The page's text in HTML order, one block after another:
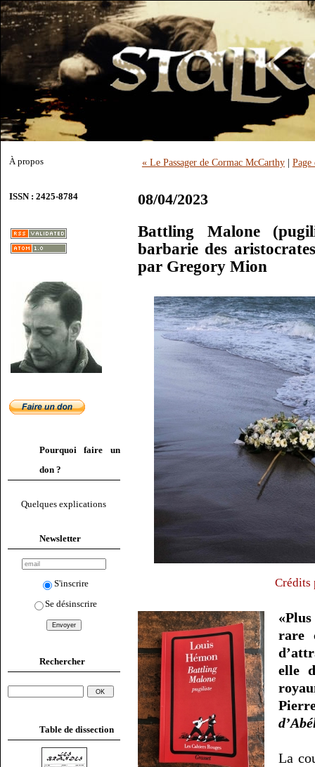
À propos
ISSN : 2425-8784
Pourquoi faire un
don ?
Quelques explications
Newsletter
S'inscrire
Se désinscrire
Rechercher
Table de dissection
« Le Passager de Cormac McCarthy| Page
08/04/2023
Battling Malone
barbarie des
par Gregory Mion
Crédits
rare
elle
La